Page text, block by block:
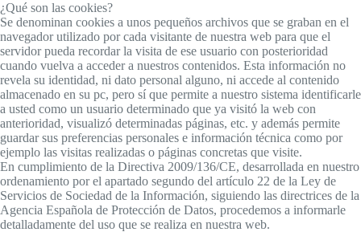
¿Qué son las cookies?
Se denominan cookies a unos pequeños archivos que se graban en el
navegador utilizado por cada visitante de nuestra web para que el
servidor pueda recordar la visita de ese usuario con posterioridad
cuando vuelva a acceder a nuestros contenidos. Esta información no
revela su identidad, ni dato personal alguno, ni accede al contenido
almacenado en su pc, pero sí que permite a nuestro sistema identificarle
a usted como un usuario determinado que ya visitó la web con
anterioridad, visualizó determinadas páginas, etc. y además permite
guardar sus preferencias personales e información técnica como por
ejemplo las visitas realizadas o páginas concretas que visite.
En cumplimiento de la Directiva 2009/136/CE, desarrollada en nuestro
ordenamiento por el apartado segundo del artículo 22 de la Ley de
Servicios de Sociedad de la Información, siguiendo las directrices de la
Agencia Española de Protección de Datos, procedemos a informarle
detalladamente del uso que se realiza en nuestra web.